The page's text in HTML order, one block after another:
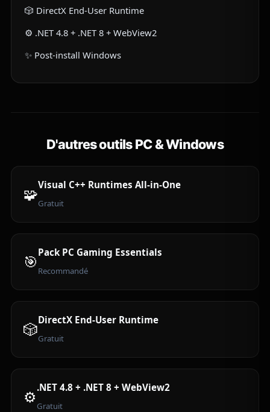
🎲 DirectX End-User Runtime
⚙️ .NET 4.8 + .NET 8 + WebView2
✨ Post-install Windows
D'autres outils PC & Windows
🧩Visual C++ Runtimes All-in-One
Gratuit
🎯 Pack PC Gaming Essentials
Recommandé
🎲DirectX End-User Runtime
Gratuit
⚙️.NET 4.8 + .NET 8 + WebView2
Gratuit